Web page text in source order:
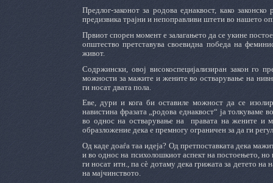
Предлог-законот за родова еднаквост, како
предизвика трајни и непоправливи штети во нашето
Првиот спорен момент е залагањето да се укине
општество претставува своевидна победа на
живот.
Содржински, овој високоспецијализиран закон го
можности за мажите и жените во остварување на
ги носат двата пола.
Еве, дури и кога би оставиле можност да се
навистина фразата „родова еднаквост“ ја
во однос на остварување на правата на жените и
образложение дека е премногу ограничен за да ги
Од каде доаѓа таа идеја? Од претпоставката дека
и во однос на психолошкиот аспект на постоењето,
ги носат итн., па сè дотаму дека грижата за детето
на мајчинството.